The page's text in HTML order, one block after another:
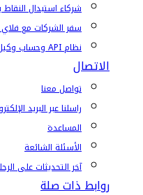
شركاء استبدال
سفر الشركات مع
نظام API وحساب وكيل سفر جديد
الاتصال
تواصل معنا
راسلنا عبر البريد
المساعدة
الأسئلة الشائعة
آخر التحديثات على
روابط ذات صلة